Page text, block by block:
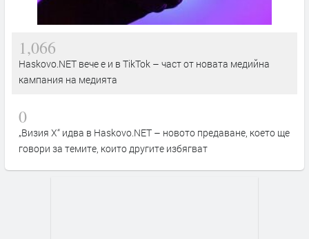
1,066
Haskovo.NET вече е и в TikTok – част от новата медийна
кампания на медията
0
„Визия Х“ идва в Haskovo.NET – новото предаване, което ще
говори за темите, които другите избягват